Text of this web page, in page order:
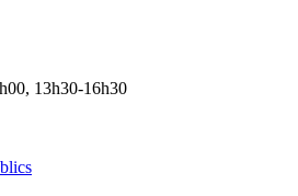
13h30-16h30